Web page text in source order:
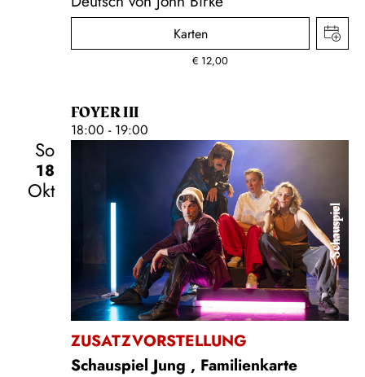
Karten
€ 12,00
FOYER III
18:00 - 19:00
So
18
Okt
Schauspiel
ZUSATZVORSTELLUNG
Schauspiel Jung , Familienkarte